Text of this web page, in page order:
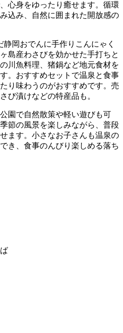
心身をゆったり癒せます。循環
込み、自然に囲まれた開放感の
岡おでんに手作りこんにゃく
島産わさびを効かせた手打ちと
川魚料理、猪鍋など地元食材を
。おすすめセットで温泉と食事
り味わうのがおすすめです。売
び漬けなどの特産品も。
園で自然散策や軽い遊びも可
節の風景を楽しみながら、普段
ます。小さなお子さんも温泉の
き、食事のんびり楽しめる落ち